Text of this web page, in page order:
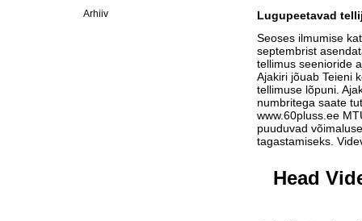
Arhiiv
Lugupeetavad
Seoses ilmumise
septembrist
tellimus seenioride
Ajakiri jõuab Teieni
tellimuse lõpuni.
numbritega saate
www.60pluss.ee
puuduvad
tagastamiseks.
Head